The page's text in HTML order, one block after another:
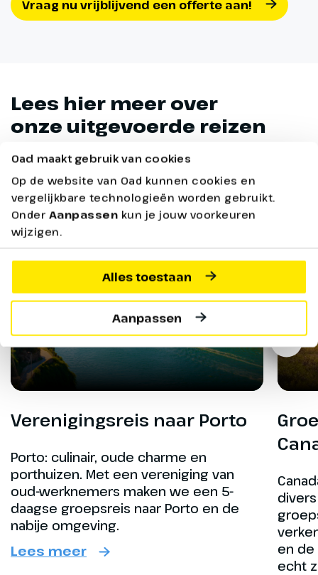
Oad maakt gebruik van cookies
Op de website van Oad kunnen cookies en
vergelijkbare technologieën worden gebruikt.
Onder Aanpassen kun je jouw voorkeuren
wijzigen.
Alles toestaan
Aanpassen
Vraag nu vrijblijvend een offerte aan!
Lees hier meer over
onze uitgevoerde reizen
Verenigingsreis naar Porto
Porto: culinair, oude charme en
porthuizen. Met een vereniging van
oud-werknemers maken we een 5-
daagse groepsreis naar Porto en de
nabije omgeving.
Lees meer
en de
echt